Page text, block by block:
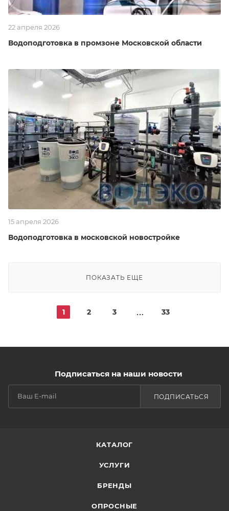
22 апреля 2026
Водоподготовка в промзоне Московской области
15 апреля 2026
Водоподготовка в московской новостройке
ПОКАЗАТЬ ЕЩЕ
1 2 3 33
Подписаться на наши новости
ПОДПИСАТЬСЯ
КАТАЛОГ
УСЛУГИ
БРЕНДЫ
ОПРОСНЫЕ